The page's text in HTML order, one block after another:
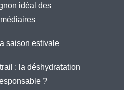
idéal des
saison estivale
: la déshydratation
?